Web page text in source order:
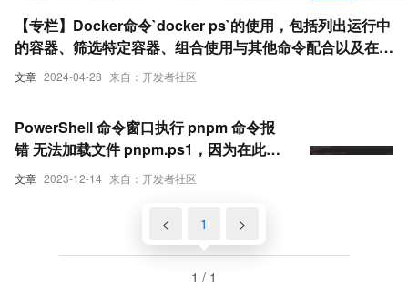
文章 2024-04-28 来自：开发者社区
【专栏】Docker命令`docker ps`的使用，包括列出运行中
的容器、筛选特定容器、组合使用与其他命令配合以及在故
障排查中的应用
文章 2023-12-14 来自：开发者社区
PowerShell 命令窗口执行 pnpm 命令报
错 无法加载文件 pnpm.ps1，因为在此系
统上禁止运行脚本
< 1 >
1 / 1